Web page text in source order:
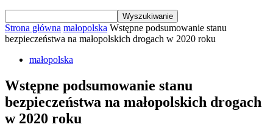
Strona główna małopolska Wstępne podsumowanie stanu
bezpieczeństwa na małopolskich drogach w 2020 roku
małopolska
Wstępne podsumowanie stanu
bezpieczeństwa na małopolskich drogach
w 2020 roku